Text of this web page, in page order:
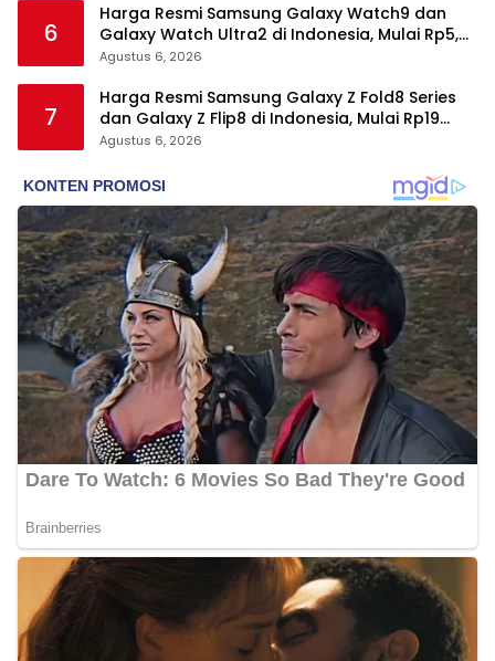
6
Harga Resmi Samsung Galaxy Watch9 dan
Galaxy Watch Ultra2 di Indonesia, Mulai Rp5,9
Jutaan
Agustus 6, 2026
7
Harga Resmi Samsung Galaxy Z Fold8 Series
dan Galaxy Z Flip8 di Indonesia, Mulai Rp19
Jutaan
Agustus 6, 2026